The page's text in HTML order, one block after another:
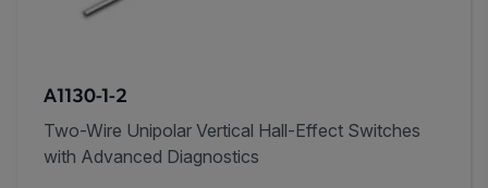
A1130-1-2
Two-Wire Unipolar Vertical Hall-Effect Switches
with Advanced Diagnostics